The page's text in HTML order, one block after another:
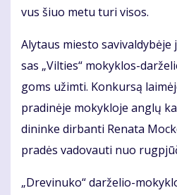
vus šiuo me­tu tu­ri vi­sos.
Aly­taus mies­to
sas „Vil­ties“ mo­kyk­los-
goms už­im­ti. Kon­kur­są
pra­di­nė­je mo­kyk­lo­je an­glų
di­nin­ke dir­ban­ti Re­na­ta
pra­dės va­do­vau­ti nuo
„Dre­vi­nu­ko“ dar­že­lio-